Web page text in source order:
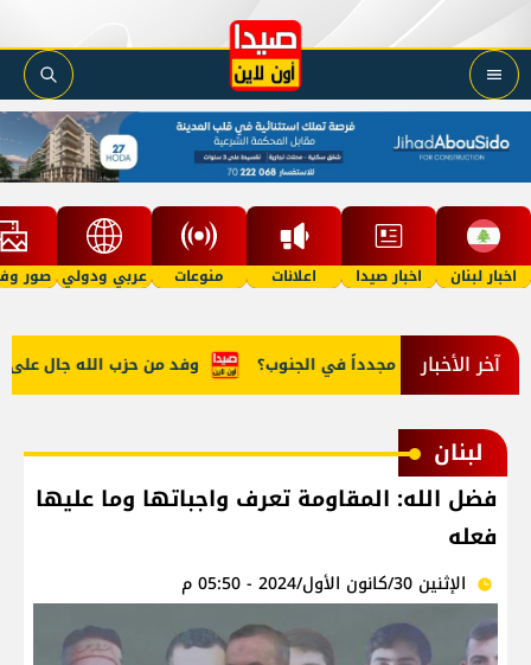
اخبار لبنان اخبار صيدا اعلانات منوعات عربي ودولي صور
آخر الأخبار وفد من حزب الله جال على هل "تنفجر" مجدداً في الجنوب؟
لبنان
فضل الله: المقاومة تعرف واجباتها وما عليها
فعله
الإثنين 30/كانون الأول/2024 - 05:50 م